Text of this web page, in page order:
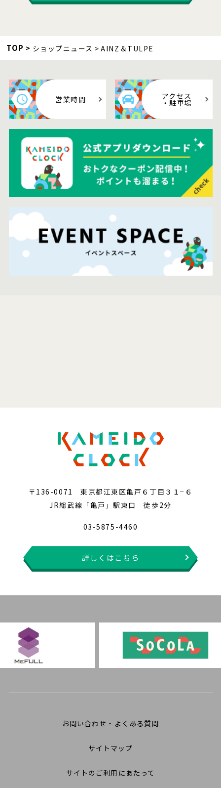
TOP ショップニュース AINZ＆TULPE
営業時間 アクセス
・駐車場
〒136-0071 東京都江東区亀戸６丁目３１−６
JR総武線「亀戸」駅東口 徒歩2分
03-5875-4460
詳しくはこちら
お問い合わせ・よくある質問
サイトマップ
サイトのご利用にあたって